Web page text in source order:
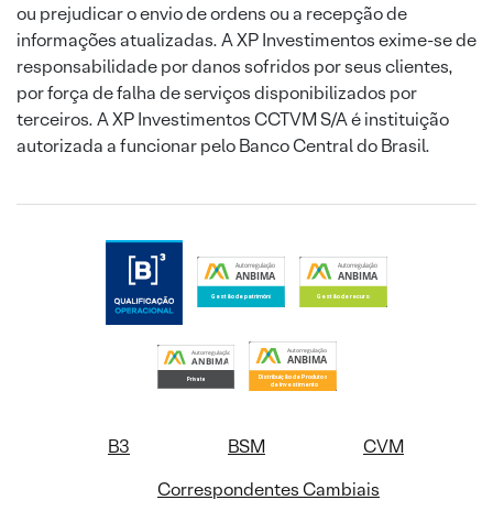
ou prejudicar o envio de ordens ou a recepção de
informações atualizadas. A XP Investimentos exime-se de
responsabilidade por danos sofridos por seus clientes,
por força de falha de serviços disponibilizados por
terceiros. A XP Investimentos CCTVM S/A é instituição
autorizada a funcionar pelo Banco Central do Brasil.
B3 BSM
CVM
Correspondentes Cambiais